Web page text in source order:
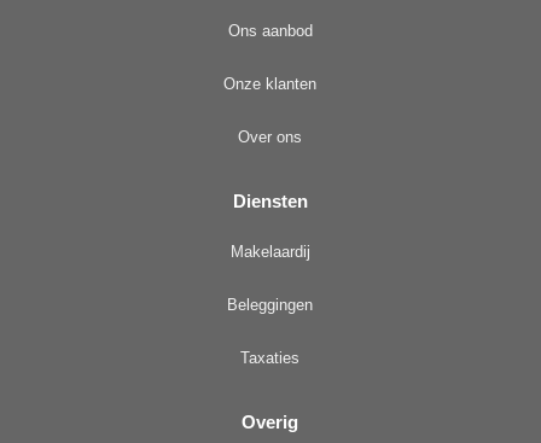
Ons aanbod
Onze klanten
Over ons
Diensten
Makelaardij
Beleggingen
Taxaties
Overig